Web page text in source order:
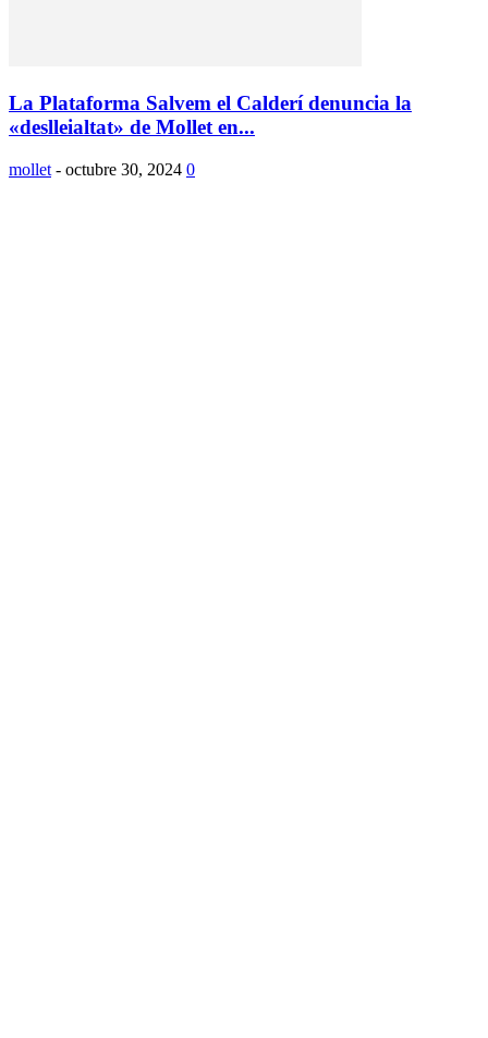
La Plataforma Salvem el Calderí denuncia la
«deslleialtat» de Mollet en...
mollet - octubre 30, 2024 0